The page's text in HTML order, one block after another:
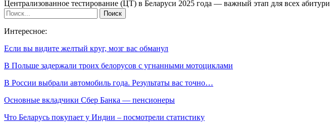
Централизованное тестирование (ЦТ) в Беларуси 2025 года — важный этап для всех
Интересное:
Если вы видите желтый круг, мозг вас обманул
В Польше задержали троих белорусов с угнанными мотоциклами
В России выбрали автомобиль года. Результаты вас точно…
Основные вкладчики Сбер Банка — пенсионеры
Что Беларусь покупает у Индии – посмотрели статистику